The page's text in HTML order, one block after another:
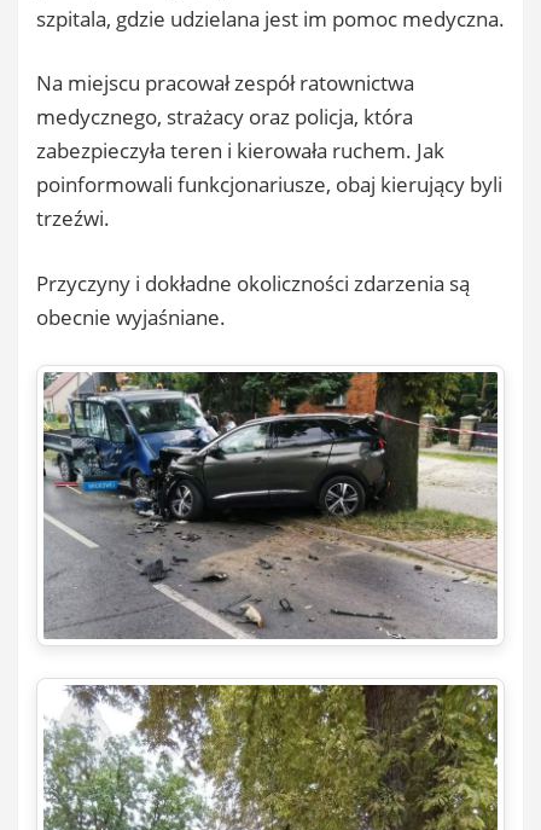
szpitala, gdzie udzielana jest im pomoc medyczna.
Na miejscu pracował zespół ratownictwa
medycznego, strażacy oraz policja, która
zabezpieczyła teren i kierowała ruchem. Jak
poinformowali funkcjonariusze, obaj kierujący byli
trzeźwi.
Przyczyny i dokładne okoliczności zdarzenia są
obecnie wyjaśniane.